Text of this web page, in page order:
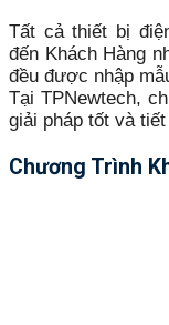
Tất cả thiết bị
đến Khách Hàng
đều được nhập
Tại TPNewtech,
giải pháp tốt và
Chương Trình